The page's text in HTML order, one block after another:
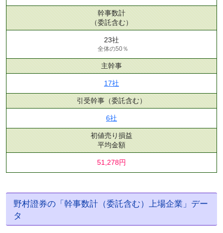
幹事数計
（委託含む）
23社
全体の50％
主幹事
17社
引受幹事 （委託含む）
6社
初値売り損益
平均金額
51,278円
野村證券の「幹事数計（委託含む）上場企業」デー
タ